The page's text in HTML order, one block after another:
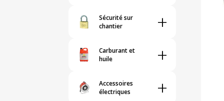
Sécurité sur
chantier
+
Carburant et
huile
+
Accessoires
électriques
+